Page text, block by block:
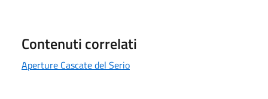
Contenuti correlati
Aperture Cascate del Serio